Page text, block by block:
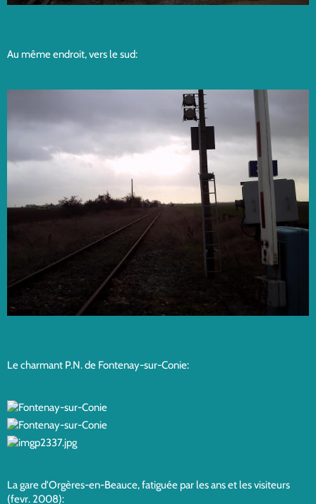
Au même endroit, vers le sud:
Le charmant P.N. de Fontenay-sur-Conie:
La gare d'Orgères-en-Beauce, fatiguée par les ans et les visiteurs
(fevr. 2008):